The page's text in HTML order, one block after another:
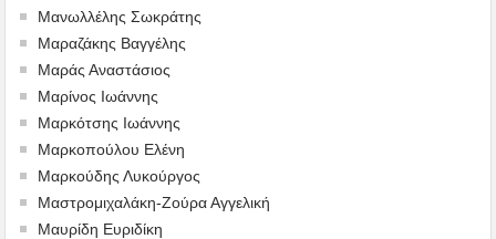
Μανωλλέλης Σωκράτης
Μαραζάκης Βαγγέλης
Μαράς Αναστάσιος
Μαρίνος Ιωάννης
Μαρκότσης Ιωάννης
Μαρκοπούλου Ελένη
Μαρκούδης Λυκούργος
Μαστρομιχαλάκη-Ζούρα Αγγελική
Μαυρίδη Ευριδίκη